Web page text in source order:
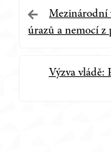
Navigace
příspěvek
Mezinárodní
úrazů a nemocí z
Výzva